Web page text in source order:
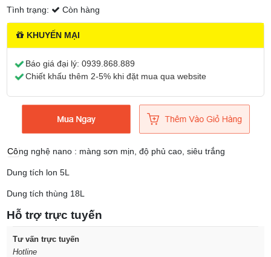
Tình trạng:
Còn hàng
KHUYẾN MẠI
Báo giá đại lý: 0939.868.889
Chiết khấu thêm 2-5% khi đặt mua qua website
Công nghệ nano : màng sơn mịn, độ phủ cao, siêu trắng
Dung tích lon 5L
Dung tích thùng 18L
Hỗ trợ trực tuyến
Tư vấn trực tuyến
Hotline